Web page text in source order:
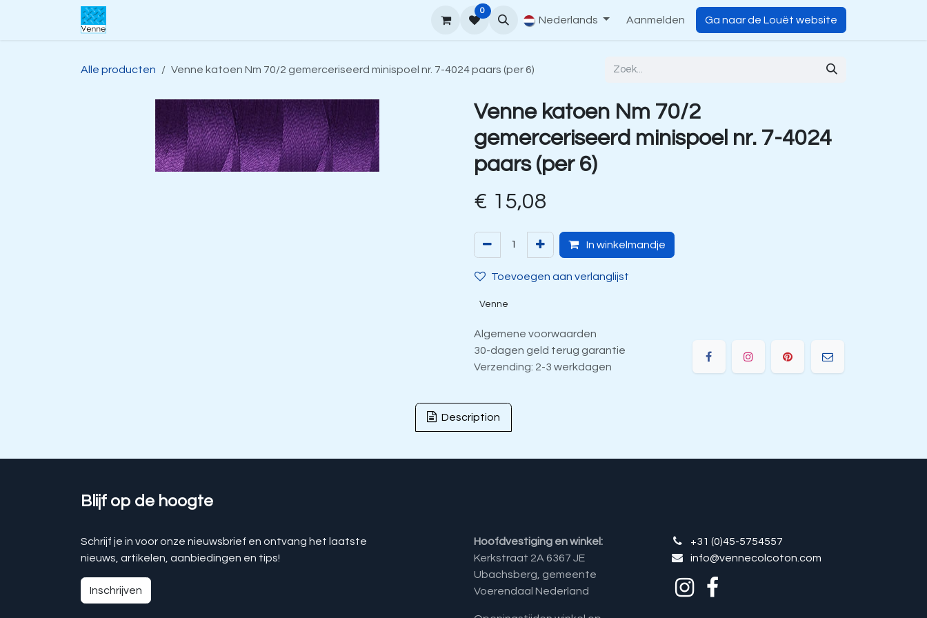
Overslaan naar inhoud
Hoe te bestellen Contact
0
Nederlands Aanmelden Ga naar de Louët website
Alle producten Venne katoen Nm 70/2 gemerceriseerd minispoel nr. 7-4024 paars (per 6)
Venne katoen Nm 70/2
gemerceriseerd minispoel nr. 7-4024
paars (per 6)
€ 15,08
In winkelmandje
Toevoegen aan verlanglijst
Venne
Algemene voorwaarden
30-dagen geld terug garantie
Verzending: 2-3 werkdagen
Description
Blijf op de hoogte
Schrijf je in voor onze nieuwsbrief en ontvang het laatste
nieuws, artikelen, aanbiedingen en tips!
Inschrijven
Hoofdvestiging en winkel:
Kerkstraat 2A 6367 JE
Ubachsberg, gemeente
Voerendaal Nederland
+31 (0)45-5754557
info@vennecolcoton.com